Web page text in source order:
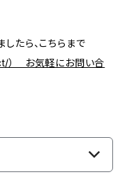
たら、こちらまで
お気軽にお問い合